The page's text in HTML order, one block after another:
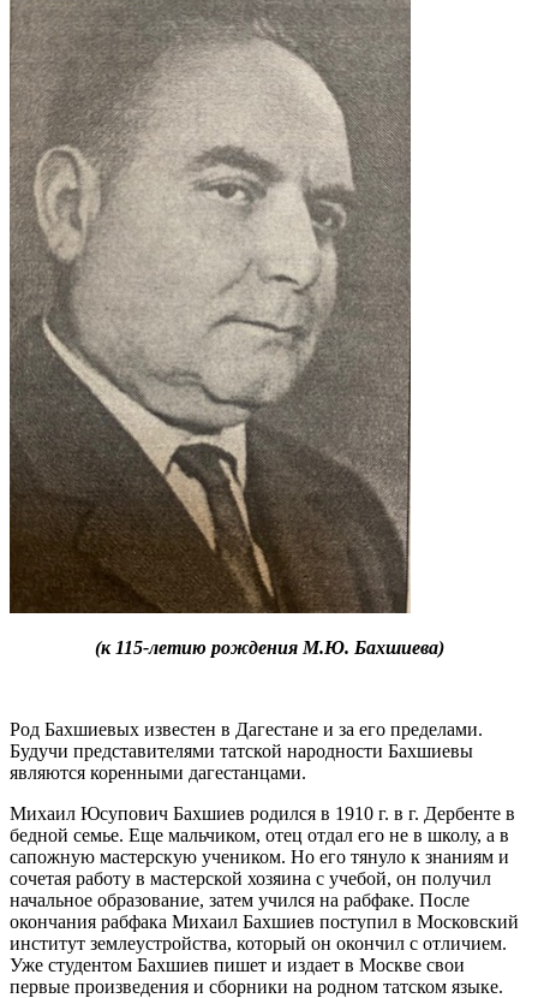
(к 115-летию рождения М.Ю. Бахшиева)
Род Бахшиевых известен в Дагестане и за его пределами.
Будучи представителями татской народности Бахшиевы
являются коренными дагестанцами.
Михаил Юсупович Бахшиев родился в 1910 г. в г. Дербенте в
бедной семье. Еще мальчиком, отец отдал его не в школу, а в
сапожную мастерскую учеником. Но его тянуло к знаниям и
сочетая работу в мастерской хозяина с учебой, он получил
начальное образование, затем учился на рабфаке. После
окончания рабфака Михаил Бахшиев поступил в Московский
институт землеустройства, который он окончил с отличием.
Уже студентом Бахшиев пишет и издает в Москве свои
первые произведения и сборники на родном татском языке.